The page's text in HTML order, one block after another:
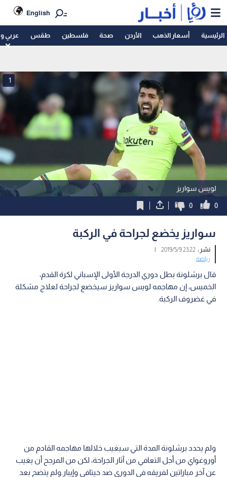
English
الرئيسية أسعار الذهب الأردن صحة فلسطين طقس عربي
لويس سواريز
1
0
0
سواريز يخضع لجراحة في الركبة
نشر :23:22 2019/5/9
|
رياضة
قال برشلونة بطل دوري الدرجة الأولى الإسباني لكرة القدم،
الخميس، إن مهاجمه لويس سواريز سيخضع لجراحة لعلاج مشكلة
في غضروف الركبة.
ولم يحدد برشلونة المدة التي سيغيب خلالها مهاجمه القادم من
أوروغواي من أجل التعافي من آثار الجراحة، لكن من المرجح أن يغيب
عن آخر مباراتين لفريقه في الدوري ضد خيتافي وإيبار.ولم يتضح بعد